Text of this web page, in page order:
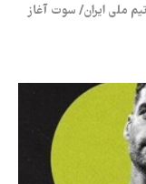
ملی ایران/ سوت آغاز